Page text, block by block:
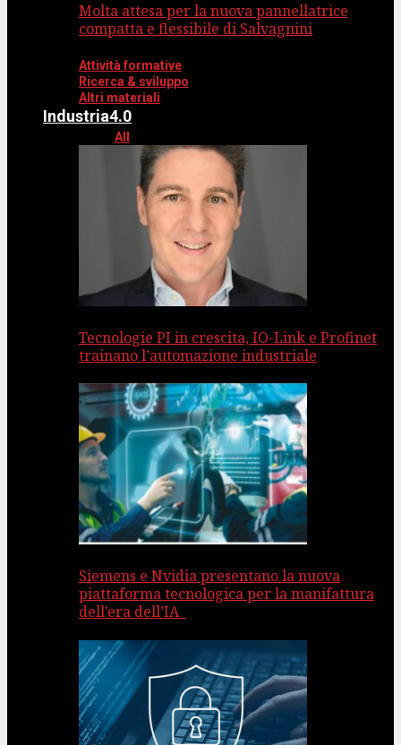
Molta attesa per la nuova pannellatrice
compatta e flessibile di Salvagnini
Attività formative
Ricerca & sviluppo
Altri materiali
Industria4.0
All
Tecnologie PI in crescita, IO-Link e Profinet
trainano l’automazione industriale
Siemens e Nvidia presentano la nuova
piattaforma tecnologica per la manifattura
dell’era dell’IA